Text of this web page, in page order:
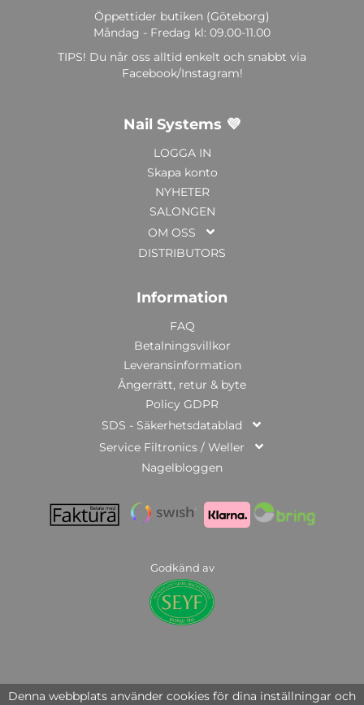
Öppettider butiken (Göteborg)
Måndag - Fredag kl: 09.00-11.00
TIPS! Du når oss alltid enkelt och snabbt via
Facebook/Instagram!
Nail Systems 💜
LOGGA IN
Skapa konto
NYHETER
SALONGEN
OM OSS
DISTRIBUTORS
Information
FAQ
Betalningsvillkor
Leveransinformation
Ångerrätt, retur & byte
Policy GDPR
SDS - Säkerhetsdatablad
Service Filtronics / Weller
Nagelbloggen
Godkänd av
© Copyright 2025 | Nail Systems of Sweden AB | org.nr: 559446-3951
Denna webbplats använder cookies för dina inställningar och